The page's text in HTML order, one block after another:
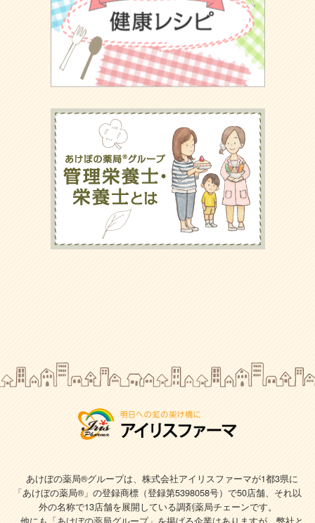
あけぼの薬局®グループは、株式会社アイリスファーマが1都3県に
「あけぼの薬局®」の登録商標（登録第5398058号）で50店舗、それ以
外の名称で13店舗を展開している調剤薬局チェーンです。